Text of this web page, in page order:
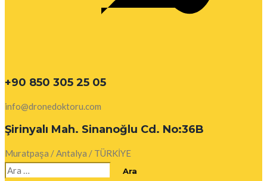
+90 850 305 25 05
info@dronedoktoru.com
Şirinyalı Mah. Sinanoğlu Cd. No:36B
Muratpaşa / Antalya / TÜRKİYE
Arama: